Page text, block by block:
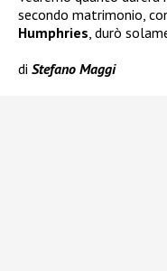
secondo matrimonio,
Humphries , durò
di Stefano Maggi